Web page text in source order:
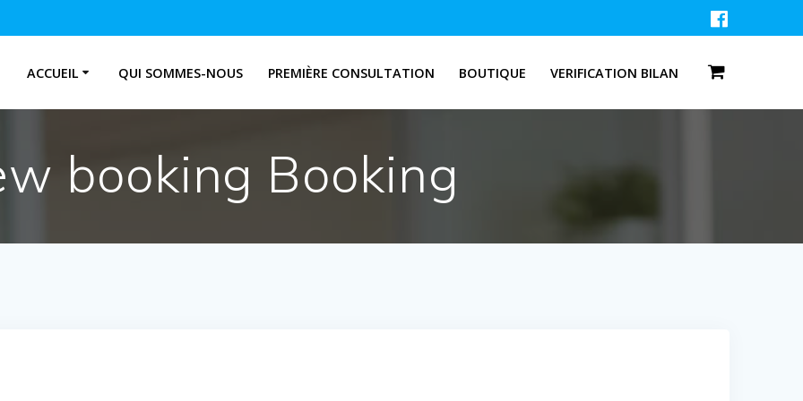
ACCUEIL QUI SOMMES-NOUS PREMIÈRE CONSULTATION BOUTIQUE VERIFICATION BILAN
booking Booking